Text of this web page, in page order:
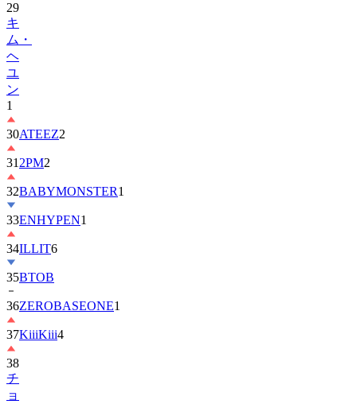
29
キ
ム・
ヘ
ユ
ン
1
30ATEEZ2
31 2PM2
32BABYMONSTER1
33ENHYPEN1
34ILLIT6
35BTOB
36ZEROBASEONE1
37KiiiKiii4
38
チ
ョ